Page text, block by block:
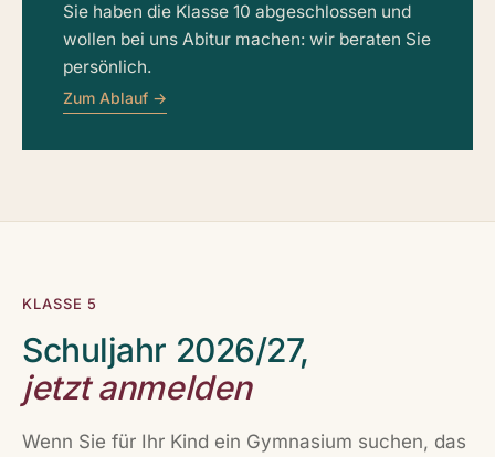
Sie haben die Klasse 10 abgeschlossen und
wollen bei uns Abitur machen: wir beraten Sie
persönlich.
Zum Ablauf →
KLASSE 5
Schuljahr 2026/27,
jetzt anmelden
Wenn Sie für Ihr Kind ein Gymnasium suchen, das